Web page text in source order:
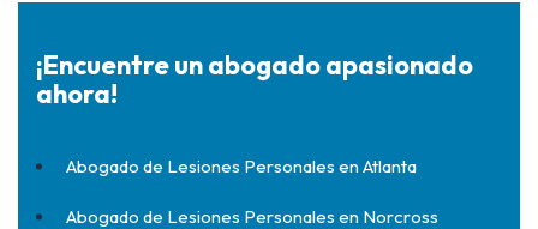
¡Encuentre un abogado apasionado
ahora!
Abogado de Lesiones Personales en Atlanta
Abogado de Lesiones Personales en Norcross